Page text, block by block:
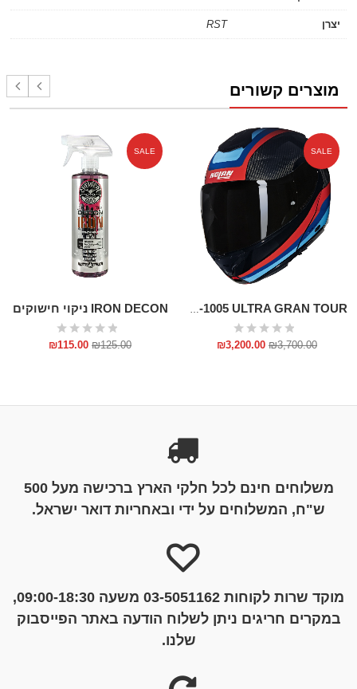
יצרן RST
מוצרים קשורים
SALE
NOLAN X-1005 ULTRA GRAN TOUR
₪3,700.00
₪3,200.00
SALE
IRON DECON ניקוי חישוקים
₪125.00
₪115.00
משלוחים חינם לכל חלקי הארץ ברכישה מעל 500
ש"ח, המשלוחים על ידי ובאחריות דואר ישראל.
מוקד שרות לקוחות 03-5051162 משעה 09:00-18:30,
במקרים חריגים ניתן לשלוח הודעה באתר הפייסבוק
שלנו.